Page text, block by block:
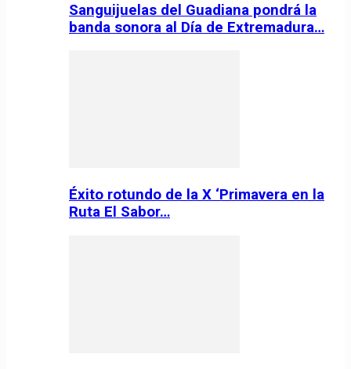
Sanguijuelas del Guadiana pondrá la
banda sonora al Día de Extremadura…
Éxito rotundo de la X ‘Primavera en la
Ruta El Sabor…